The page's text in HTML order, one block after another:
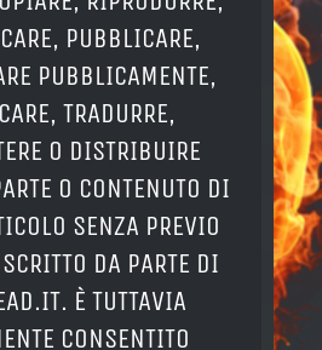
PUBBLICARE,
PUBBLICAMENTE,
TRADURRE,
O DISTRIBUIRE
O CONTENUTO DI
SENZA PREVIO
DA PARTE DI
È TUTTAVIA
CONSENTITO